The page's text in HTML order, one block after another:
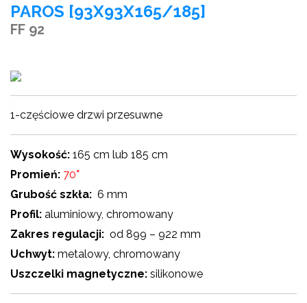
PAROS [93X93X165/185]
FF 92
1-częściowe drzwi przesuwne
Wysokość: 165 cm lub 185 cm
Promień: 70°
Grubość szkła: 6 mm
Profil: aluminiowy, chromowany
Zakres regulacji: od 899 – 922 mm
Uchwyt: metalowy, chromowany
Uszczelki magnetyczne: silikonowe